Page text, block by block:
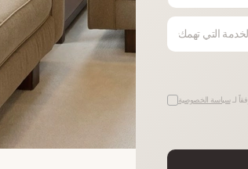
التي تهمك
لـ سياسة الخصوصية